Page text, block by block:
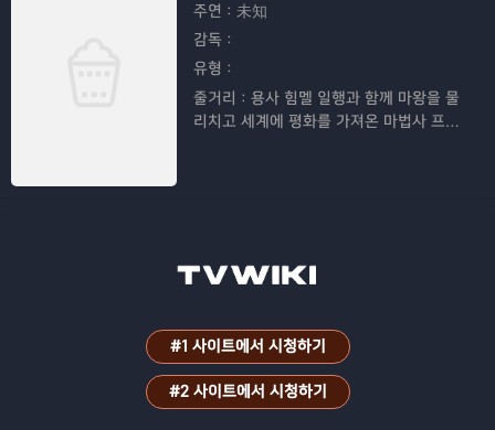
주연： 未知
감독：
유형：
줄거리： 용사 힘멜 일행과 함께 마왕을 물
리치고 세계에 평화를 가져온 마법사 프리
음을 맞이한 힘멜을 보고 지금까지 '인간을
아는' 일을 하지 않았던 것을 후회하고 자신
행을 떠난다.
#1 사이트에서 시청하기
#2 사이트에서 시청하기